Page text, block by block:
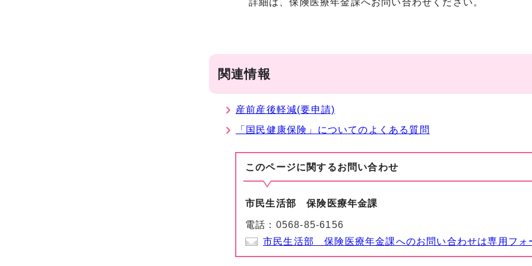
詳細は、保険医療年金課へお問い合わせください。
関連情報
産前産後軽減(要申請)
「国民健康保険」についてのよくある質問
このページに関するお問い合わせ
市民生活部 保険医療年金課
電話： 0568-85-6156
市民生活部 保険医療年金課へのお問い合わせは専用フォ